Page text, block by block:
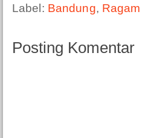
Label: Bandung, Ragam
Posting Komentar